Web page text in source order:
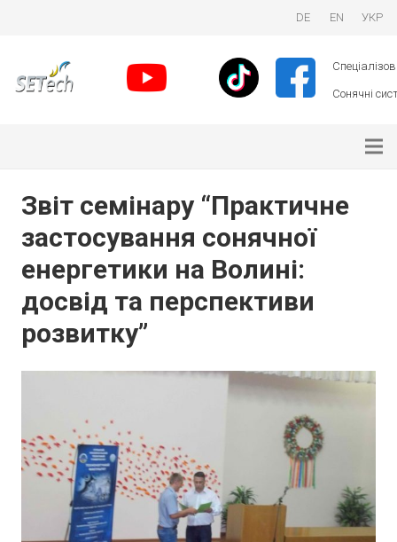
DE EN УКР
Сонячні
Звіт семінару “Практичне
застосування сонячної
енергетики на Волині:
досвід та перспективи
розвитку”